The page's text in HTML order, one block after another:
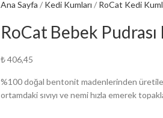
Ana Sayfa Kedi Kumları RoCat Kedi
RoCat Bebek
₺406,45
%100 doğal bentonit madenlerinden
ortamdaki sıvıyı ve nemi hızla emerek